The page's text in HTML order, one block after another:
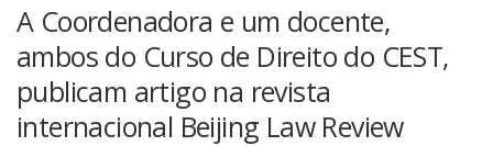
A Coordenadora e um docente,
ambos do Curso de Direito do CEST,
publicam artigo na revista
internacional Beijing Law Review